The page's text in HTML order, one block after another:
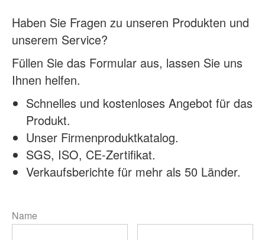
Haben Sie Fragen zu unseren Produkten und
unserem Service?
Füllen Sie das Formular aus, lassen Sie uns
Ihnen helfen.
Schnelles und kostenloses Angebot für das
Produkt.
Unser Firmenproduktkatalog.
SGS, ISO, CE-Zertifikat.
Verkaufsberichte für mehr als 50 Länder.
Name